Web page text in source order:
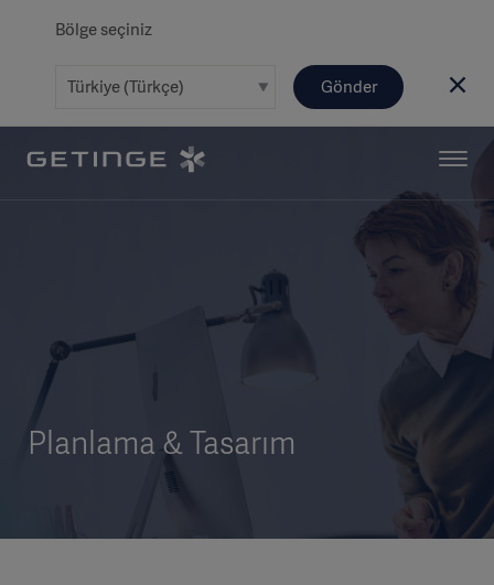
Bölge seçiniz
Gönder
Planlama & Tasarım